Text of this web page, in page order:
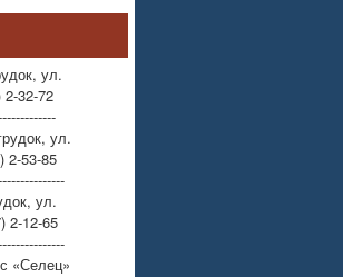
ул.
32-72
ул.
2-53-85
ул.
2-12-65
«Селец»